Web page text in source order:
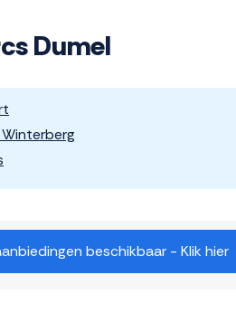
Dumel
beschikbaar - Klik hier